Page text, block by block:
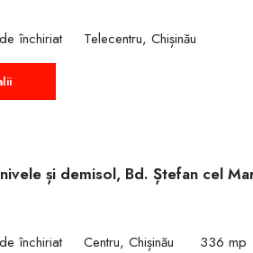
închiriat Telecentru, Chișinău
și demisol, Bd. Ștefan cel
închiriat Centru, Chișinău 336 mp